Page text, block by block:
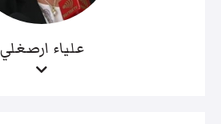
علياء ارصغلي